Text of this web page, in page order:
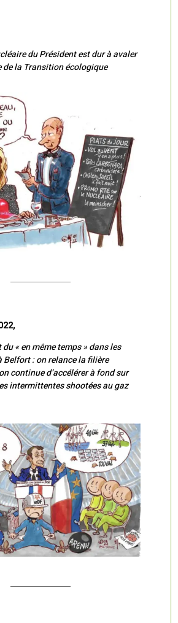
du Président est dur à avaler
la Transition écologique
« en même temps » dans les
Belfort : on relance la filière
continue d’accélérer à fond sur
intermittentes shootées au gaz